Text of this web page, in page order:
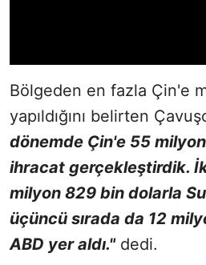
Bölgeden en fazla Çin'e
yapıldığını belirten
dönemde Çin'e 55
ihracat gerçekleştirdik.
milyon 829 bin dolarla
üçüncü sırada da 12
ABD yer aldı."dedi.